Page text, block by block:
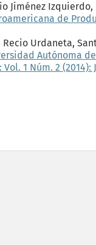
Jiménez Izquierdo,
de
Recio Urdaneta,
Autónoma
1 Núm. 2 (2014):